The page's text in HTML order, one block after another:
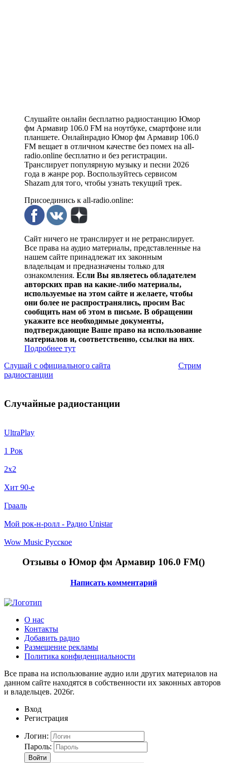
Слушайте онлайн бесплатно радиостанцию Юмор
фм Армавир 106.0 FM на ноутбуке, смартфоне или
планшете. Онлайнрадио Юмор фм Армавир 106.0
FM вещает в отличном качестве без помех на all-
radio.online бесплатно и без регистрации.
Транслирует популярную музыку и песни 2026
года в жанре pop. Воспользуйтесь сервисом
Shazam для того, чтобы узнать текущий трек.
Присоединись к all-radio.online:
Сайт ничего не транслирует и не ретранслирует.
Все права на аудио материалы, представленные на
нашем сайте принадлежат их законным
владельцам и предназначены только для
ознакомления. Если Вы являетесь обладателем
авторских прав на какие-либо материалы,
используемые на этом сайте и желаете, чтобы
они более не распространялись, просим Вас
сообщить нам об этом в письме. В обращении
укажите все необходимые документы,
подтверждающие Ваше право на использование
материалов и, соответственно, ссылки на них.
Подробнее тут
Слушай с официального сайта
Стрим
радиостанции
Случайные радиостанции
UltraPlay
1 Рок
2x2
Хит 90-е
Грааль
Мой рок-н-ролл - Радио Unistar
Wow Music Русское
Отзывы о Юмор фм Армавир 106.0 FM()
Написать комментарий
О нас
Контакты
Добавить радио
Размещение рекламы
Политика конфиденциальности
Все права на использование аудио или других материалов на
данном сайте находятся в собственности их законных авторов
и владельцев. 2026г.
Вход
Регистрация
Логин:
Пароль:
Войти